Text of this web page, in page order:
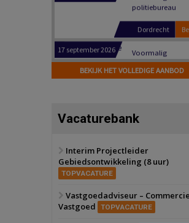
politiebureau
Hilversum
17 september 2026
Voormalig
Zwanenburg
6 oktober 2026
BEKIJK HET VOLLEDIGE AANBOD
Vacaturebank
Interim Projectleider
Gebiedsontwikkeling (8 uur)
TOPVACATURE
Vastgoedadviseur –
Vastgoed
TOPVACATURE